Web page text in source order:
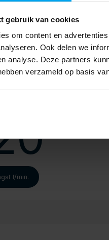
gebruik van cookies
om content en
Ook delen we
analyse. Deze partners
verzameld op basis
l/min.